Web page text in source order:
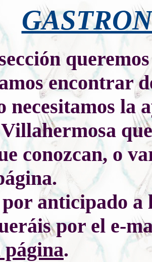
encontrar
necesitamos la
conozcan, o
anticipado a
por el e-
.